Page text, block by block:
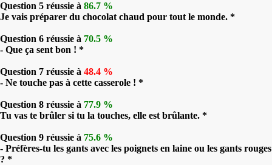
Question 5 réussie à 86.7 %
Je vais préparer du chocolat chaud pour tout le monde. *
Question 6 réussie à 70.5 %
- Que ça sent bon ! *
Question 7 réussie à 48.4 %
- Ne touche pas à cette casserole ! *
Question 8 réussie à 77.9 %
Tu vas te brûler si tu la touches, elle est brûlante. *
Question 9 réussie à 75.6 %
- Préfères-tu les gants avec les poignets en laine ou les gants rouges
? *